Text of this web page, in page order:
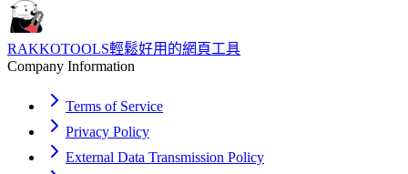
RAKKOTOOLS輕鬆好用的網頁工具
Company Information
Terms of Service
Privacy Policy
External Data Transmission Policy